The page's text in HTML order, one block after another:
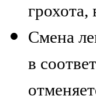
Смена
в